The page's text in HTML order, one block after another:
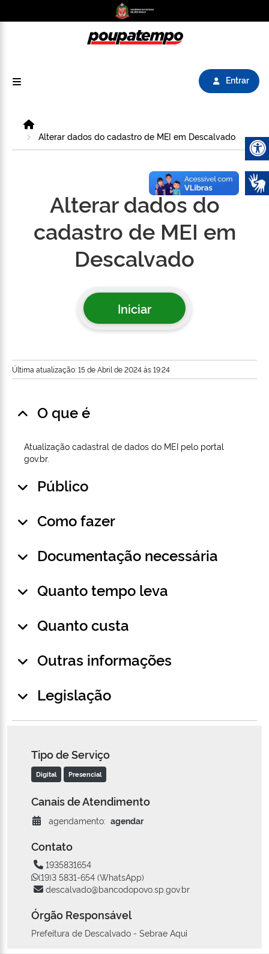
Entrar
Alterar dados do cadastro de MEI em Descalvado
Alterar dados do
cadastro de MEI em
Descalvado
Iniciar
Última atualização: 15 de Abril de 2024 às 19:24
O que é
Atualização cadastral de dados do MEI pelo portal
gov.br.
Público
Como fazer
Documentação necessária
Quanto tempo leva
Quanto custa
Outras informações
Legislação
Tipo de Serviço
Digital Presencial
Canais de Atendimento
agendamento: agendar
Contato
1935831654
(19)3 5831-654 (WhatsApp)
descalvado@bancodopovo.sp.gov.br
Órgão Responsável
Prefeitura de Descalvado - Sebrae Aqui